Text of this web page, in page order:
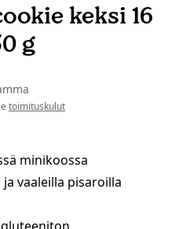
keksi 16
g
toimituskulut
minikoossa
vaaleilla pisaroilla